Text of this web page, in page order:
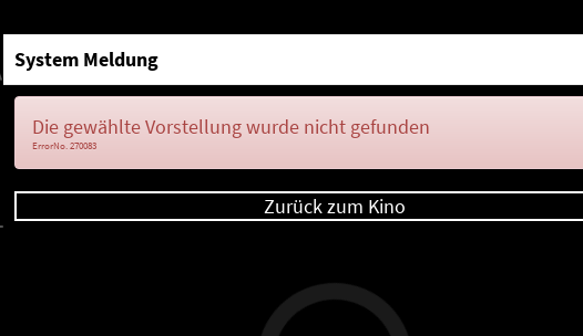
System Meldung
Die gewählte Vorstellung wurde nicht gefunden
ErrorNo. 270083
Zurück zum Kino